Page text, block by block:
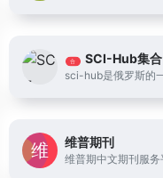
合 SCI-Hub集合
维普期刊